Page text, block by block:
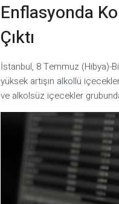
Enflasyonda
Çıktı
İstanbul, 8 Temmuz (Hibya)-
yüksek artışın alkollü
ve alkolsüz içecekler